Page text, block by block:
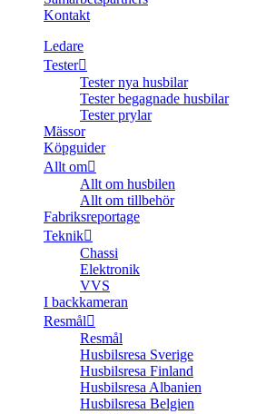
Kontakt
Ledare
Tester
Tester nya husbilar
Tester begagnade husbilar
Tester prylar
Mässor
Köpguider
Allt om
Allt om husbilen
Allt om tillbehör
Fabriksreportage
Teknik
Chassi
Elektronik
VVS
I backkameran
Resmål
Resmål
Husbilsresa Sverige
Husbilsresa Finland
Husbilsresa Albanien
Husbilsresa Belgien